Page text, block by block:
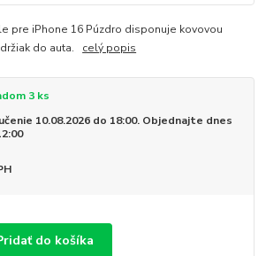
pre iPhone 16 Púzdro disponuje kovovou
do auta. celý popis
3 ks
10.08.2026 do 18:00. Objednajte dnes
do košíka